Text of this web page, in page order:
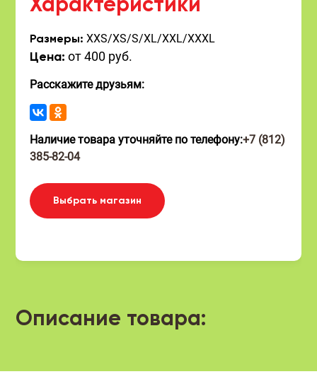
Характеристики
Размеры:XXS/XS/S/XL/XXL/XXXL
Цена: от 400 руб.
Расскажите друзьям:
Наличие товара уточняйте по телефону:+7 (812)
385-82-04
Выбрать магазин
Описание товара: